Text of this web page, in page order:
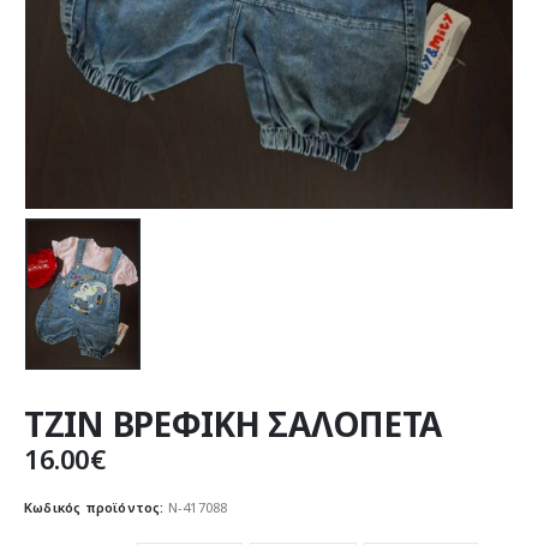
ΤΖΙΝ ΒΡΕΦΙΚΗ ΣΑΛΟΠΕΤΑ
16.00€
Κωδικός προϊόντος: Ν-417088